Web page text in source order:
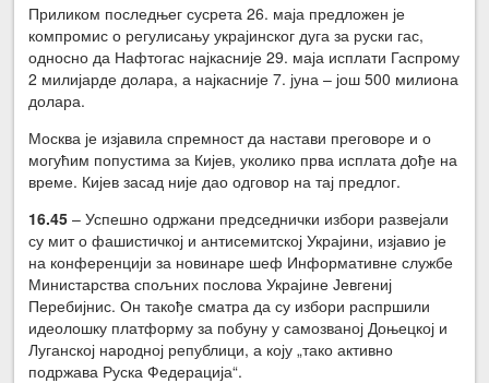
Приликом последњег сусрета 26. маја предложен је
компромис о регулисању украјинског дуга за руски гас,
односно да Нафтогас најкасније 29. маја исплати Гаспрому
2 милијарде долара, а најкасније 7. јуна – још 500 милиона
долара.
Москва је изјавила спремност да настави преговоре и о
могућим попустима за Кијев, уколико прва исплата дође на
време. Кијев засад није дао одговор на тај предлог.
16.45 – Успешно одржани председнички избори развејали
су мит о фашистичкој и антисемитској Украјини, изјавио је
на конференцији за новинаре шеф Информативне службе
Министарства спољних послова Украјине Јевгениј
Перебијнис. Он такође сматра да су избори распршили
идеолошку платформу за побуну у самозваној Доњецкој и
Луганској народној републици, а коју „тако активно
подржава Руска Федерација“.